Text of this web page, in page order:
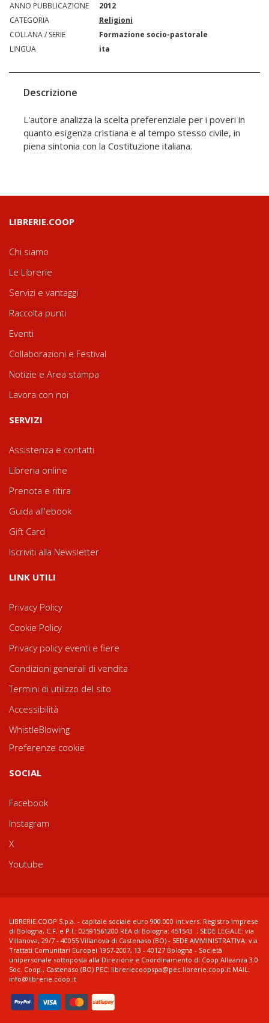
ANNO PUBBLICAZIONE
2012
CATEGORIA
Religioni
COLLANA / SERIE
Formazione socio-pastorale
LINGUA
ita
Descrizione
L'autore analizza la scelta preferenziale per i poveri in
quanto esigenza cristiana e al tempo stesso civile, in
piena sintonia con la Costituzione italiana.
LIBRERIE.COOP
Chi siamo
Le Librerie
Servizi e vantaggi
Raccolta punti
Eventi
Collaborazioni e Festival
Notizie e Area stampa
Lavora con noi
SERVIZI
Assistenza e contatti
Libreria online
Prenota e ritira
Guida all'ebook
Gift Card
Iscriviti alla Newsletter
LINK UTILI
Privacy Policy
Cookie Policy
Privacy policy eventi e fiere
Condizioni generali di vendita
Termini di utilizzo del sito
Accessibilità
WhistleBlowing
Preferenze cookie
SOCIAL
Facebook
Instagram
X
Youtube
LIBRERIE.COOP S.p.a. - capitale sociale euro 900.000 int.vers. Registro imprese
di Bologna, C.F. e P.I.: 02591561200 REA di Bologna: 451543 ; SEDE LEGALE: via
Villanova, 29/7 - 40055 Villanova di Castenaso (BO) - SEDE AMMINISTRATIVA: via
Trattati Comunitari Europei 1957-2007, 13 - 40127 Bologna - Società
unipersonale sottoposta alla Direzione e Coordinamento di Coop Alleanza 3.0
Soc. Coop., Castenaso (BO) PEC: libreriecoopspa@pec.librerie.coop.it MAIL:
info@librerie.coop.it